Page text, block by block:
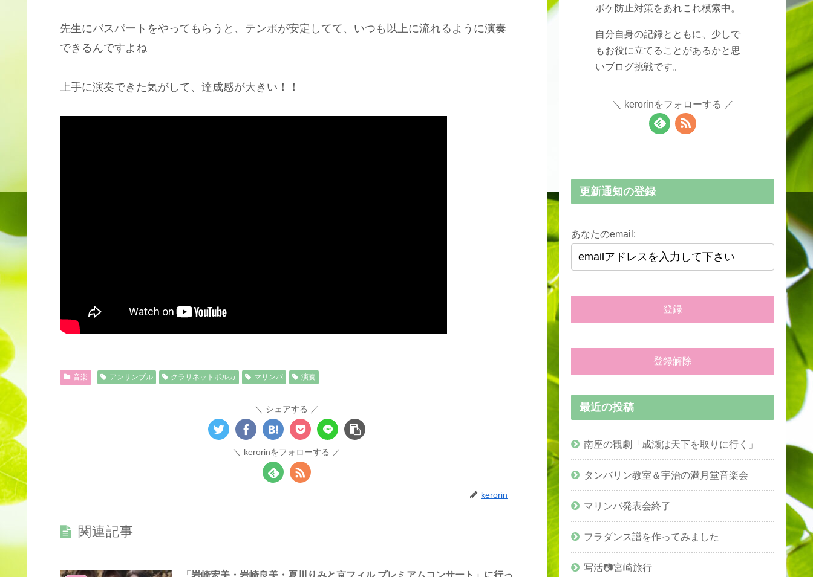
先生にバスパートをやってもらうと、テンポが安定してて、いつも以上に流れるように演奏
できるんですよね
上手に演奏できた気がして、達成感が大きい！！
音楽 アンサンブル クラリネットポルカ マリンバ 演奏
シェアする
kerorinをフォローする
kerorin
関連記事
「岩崎宏美・岩崎良美・夏川りみと京フィル プレミアムコンサート」に行っ
ボケ防止対策をあれこれ模索中。
自分自身の記録とともに、少しで
もお役に立てることがあるかと思
いブログ挑戦です。
kerorinをフォローする
更新通知の登録
あなたのemail:
最近の投稿
南座の観劇「成瀬は天下を取りに行く」
タンバリン教室＆宇治の満月堂音楽会
マリンバ発表会終了
フラダンス譜を作ってみました
写活📷宮崎旅行